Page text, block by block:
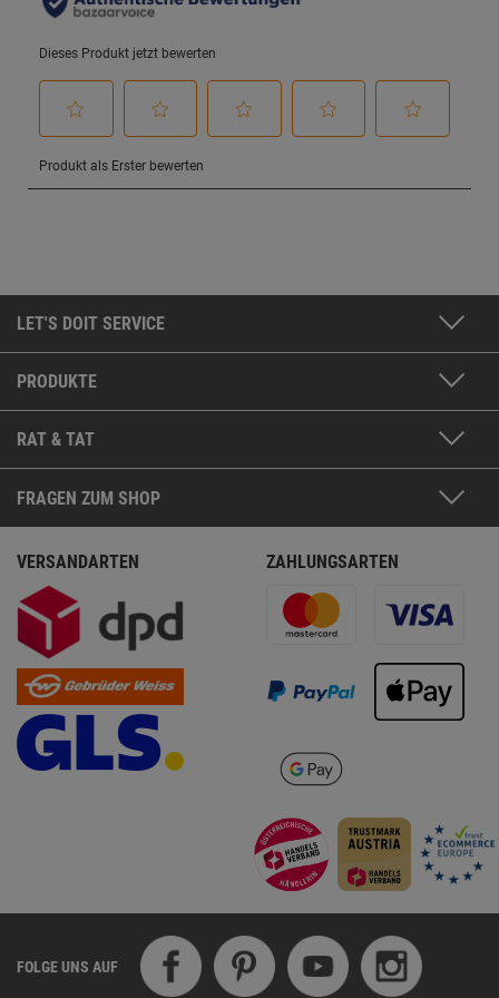
LET'S DOIT SERVICE
PRODUKTE
RAT & TAT
FRAGEN ZUM SHOP
VERSANDARTEN ZAHLUNGSARTEN
FOLGE UNS AUF